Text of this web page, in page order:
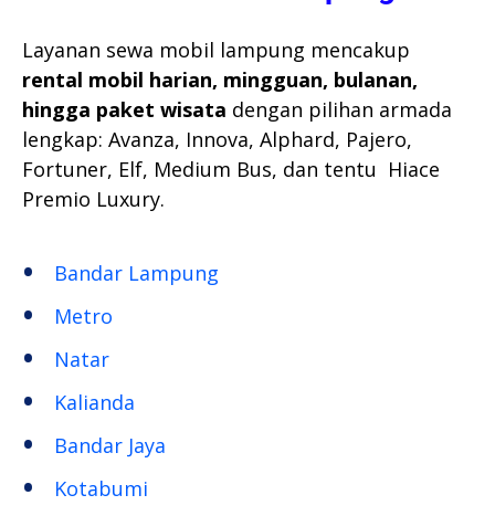
Layanan sewa mobil lampung mencakup
rental mobil harian, mingguan, bulanan,
hingga paket wisata dengan pilihan armada
lengkap: Avanza, Innova, Alphard, Pajero,
Fortuner, Elf, Medium Bus, dan tentu Hiace
Premio Luxury.
Bandar Lampung
Metro
Natar
Kalianda
Bandar Jaya
Kotabumi